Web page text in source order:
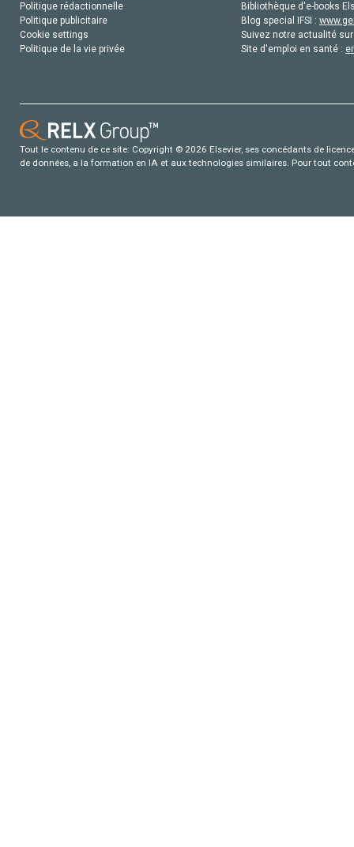
Politique rédactionnelle
Politique publicitaire
Cookie settings
Politique de la vie privée
Bibliothèque d'e-books
Blog special IFSI :
Suivez notre actualité
Site d'emploi en santé :
Tout le contenu de ce site: Copyright © 2026 Elsevier, ses concédants de
de données, a la formation en IA et aux technologies similaires. Pour tout